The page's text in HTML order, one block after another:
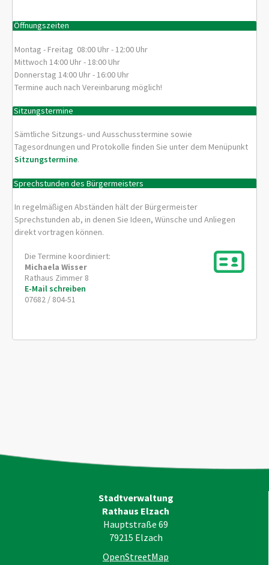
Öffnungszeiten
Montag - Freitag 08:00 Uhr - 12:00 Uhr
Mittwoch 14:00 Uhr - 18:00 Uhr
Donnerstag 14:00 Uhr - 16:00 Uhr
Termine auch nach Vereinbarung möglich!
Sitzungstermine
Sämtliche Sitzungs- und Ausschusstermine sowie
Tagesordnungen und Protokolle finden Sie unter dem Menüpunkt
Sitzungstermine.
Sprechstunden des Bürgermeisters
In regelmäßigen Abständen hält der Bürgermeister
Sprechstunden ab, in denen Sie Ideen, Wünsche und Anliegen
direkt vortragen können.
Die Termine koordiniert:
Michaela Wisser
Rathaus Zimmer 8
E-Mail schreiben
07682 / 804-51
Stadtverwaltung
Rathaus Elzach
Hauptstraße 69
79215 Elzach
OpenStreetMap